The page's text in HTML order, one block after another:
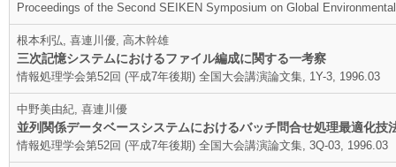
Proceedings of the Second SEIKEN Symposium on Global
根本利弘, 喜連川優, 高木幹雄
三次記憶システムにおけるファイル編成に関する一考察
情報処理学会第52回 (平成7年後期) 全国大会講演論文集, 1Y-3, 1996.03
中野美由紀, 喜連川優
並列関係データベースシステムにおけるバッチ問合せ処理最適化技
情報処理学会第52回 (平成7年後期) 全国大会講演論文集, 3Q-03, 1996.03